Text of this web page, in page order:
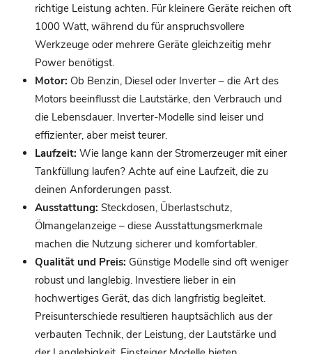
richtige Leistung achten. Für kleinere Geräte reichen oft
1000 Watt, während du für anspruchsvollere
Werkzeuge oder mehrere Geräte gleichzeitig mehr
Power benötigst.
Motor: Ob Benzin, Diesel oder Inverter – die Art des
Motors beeinflusst die Lautstärke, den Verbrauch und
die Lebensdauer. Inverter-Modelle sind leiser und
effizienter, aber meist teurer.
Laufzeit: Wie lange kann der Stromerzeuger mit einer
Tankfüllung laufen? Achte auf eine Laufzeit, die zu
deinen Anforderungen passt.
Ausstattung: Steckdosen, Überlastschutz,
Ölmangelanzeige – diese Ausstattungsmerkmale
machen die Nutzung sicherer und komfortabler.
Qualität und Preis: Günstige Modelle sind oft weniger
robust und langlebig. Investiere lieber in ein
hochwertiges Gerät, das dich langfristig begleitet.
Preisunterschiede resultieren hauptsächlich aus der
verbauten Technik, der Leistung, der Lautstärke und